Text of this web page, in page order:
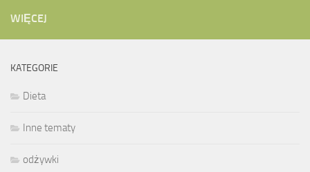
WIĘCEJ
KATEGORIE
Dieta
Inne tematy
odżywki